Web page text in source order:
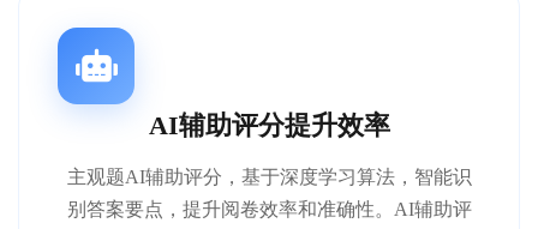
AI辅助评分提升效率
主观题AI辅助评分，基于深度学习算法，智能识
别答案要点，提升阅卷效率和准确性。AI辅助评